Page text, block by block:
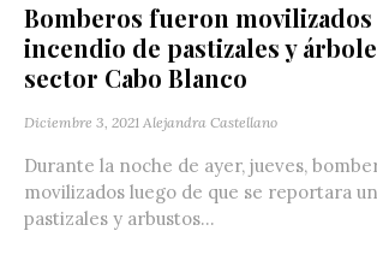
Bomberos fueron
incendio de pastizales y
sector Cabo Blanco
Diciembre 3, 2021 Alejandra Castellano
Durante la noche de ayer, jueves,
movilizados luego de que se reportara
pastizales y arbustos...